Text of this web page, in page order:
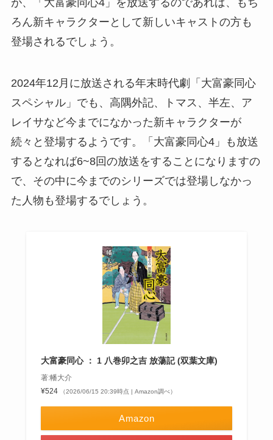
ろん新キャラクターとして新しいキャストの方も
登場されるでしょう。
2024年12月に放送される年末時代劇「大富豪同心
スペシャル」でも、高隅外記、トマス、半左、ア
レイサなど今までになかった新キャラクターが
続々と登場するようです。「大富豪同心4」も放送
するとなれば6~8回の放送をすることになりますの
で、その中に今までのシリーズでは登場しなかっ
た人物も登場するでしょう。
大富豪同心 ： 1 八巻卯之吉 放蕩記 (双葉文庫)
著:幡大介
¥524
（2026/06/15 20:39時点 | Amazon調べ）
Amazon